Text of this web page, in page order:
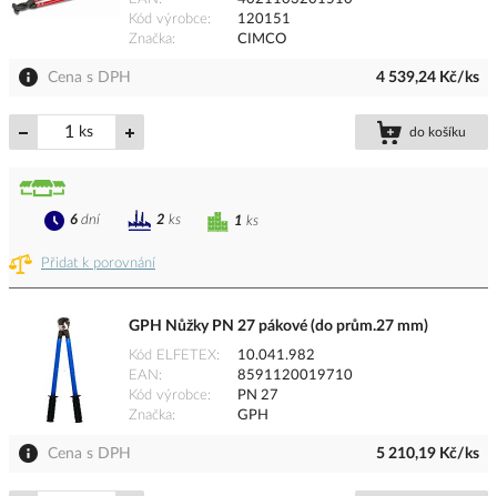
Kód výrobce
120151
Značka
CIMCO
Cena s DPH 4 539,24 Kč/ks
ks do košíku
Přidat k porovnání
1 ks
6 dní 2 ks
GPH Nůžky PN 27 pákové (do prům.27 mm)
Kód ELFETEX
10.041.982
EAN
8591120019710
Kód výrobce
PN 27
Značka
GPH
Cena s DPH 5 210,19 Kč/ks